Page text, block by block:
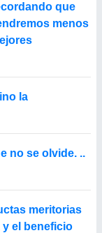
que
menos
la
no se olvide. ..
meritorias
el beneficio